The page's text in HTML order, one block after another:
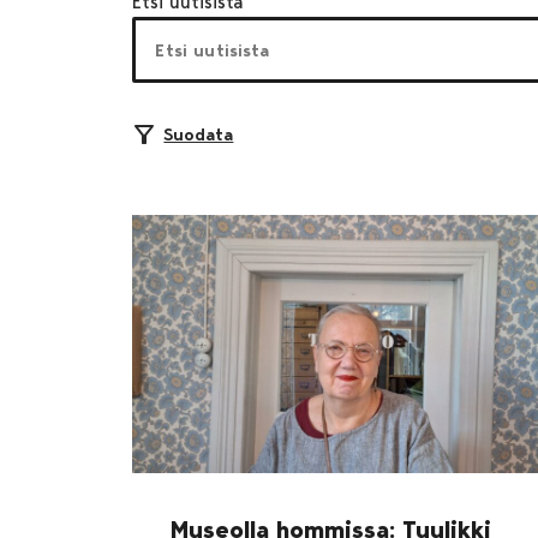
Suodata
Museolla hommissa: Tuulikki